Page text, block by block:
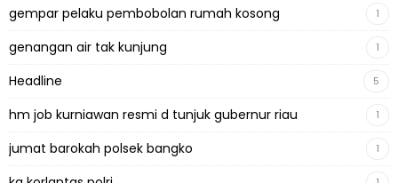
gempar pelaku pembobolan rumah kosong 1
genangan air tak kunjung 1
Headline 5
hm job kurniawan resmi d tunjuk gubernur riau 1
jumat barokah polsek bangko 1